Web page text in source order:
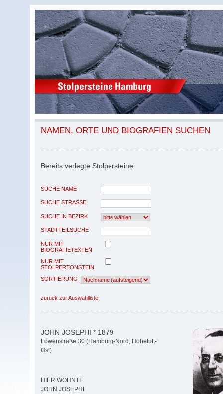
NAMEN, ORTE UND BIOGRAFIEN SUCHEN
Bereits verlegte Stolpersteine
SUCHE NAME
SUCHE STRASSE
SUCHE IN BEZIRK
STADTTEILSUCHE
NUR MIT
BIOGRAFIETEXTEN
NUR MIT
STOLPERTONSTEIN
SORTIERUNG
zurück zur Auswahlliste
JOHN JOSEPHI * 1879
Löwenstraße 30 (Hamburg-Nord, Hoheluft-
Ost)
HIER WOHNTE
JOHN JOSEPHI